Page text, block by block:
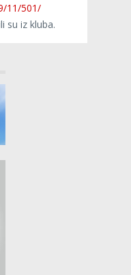
11/501/
su iz kluba.